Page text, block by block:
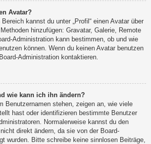
Avatar?
Bereich kannst du unter „Profil“ einen Avatar über
hinzufügen: Gravatar, Galerie, Remote
Administration kann bestimmen, ob und wie
können. Wenn du keinen Avatar benutzen
Administration kontaktieren.
wie kann ich ihn ändern?
Benutzernamen stehen, zeigen an, wie viele
hast oder identifizieren bestimmte Benutzer
Normalerweise kannst du den
direkt ändern, da sie von der Board-
wurden. Bitte schreibe keine sinnlosen Beiträge,